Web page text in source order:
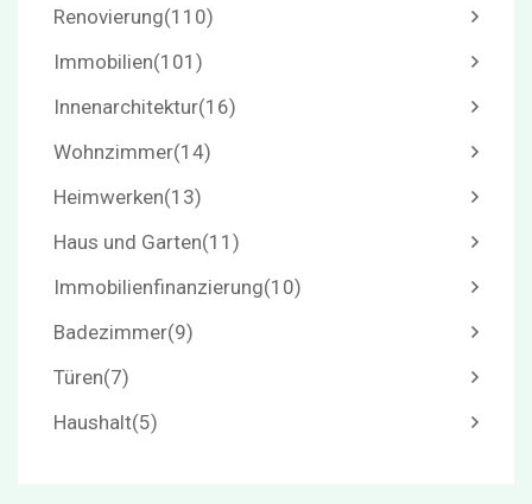
Renovierung(110)
Immobilien(101)
Innenarchitektur(16)
Wohnzimmer(14)
Heimwerken(13)
Haus und Garten(11)
Immobilienfinanzierung(10)
Badezimmer(9)
Türen(7)
Haushalt(5)